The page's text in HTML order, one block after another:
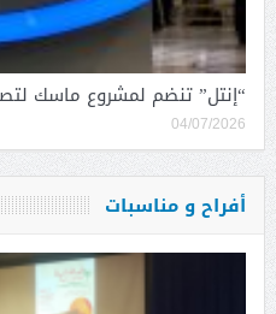
“إنتل” تنضم لمشروع ماسك
04/07/2026
أفراح و مناسبات